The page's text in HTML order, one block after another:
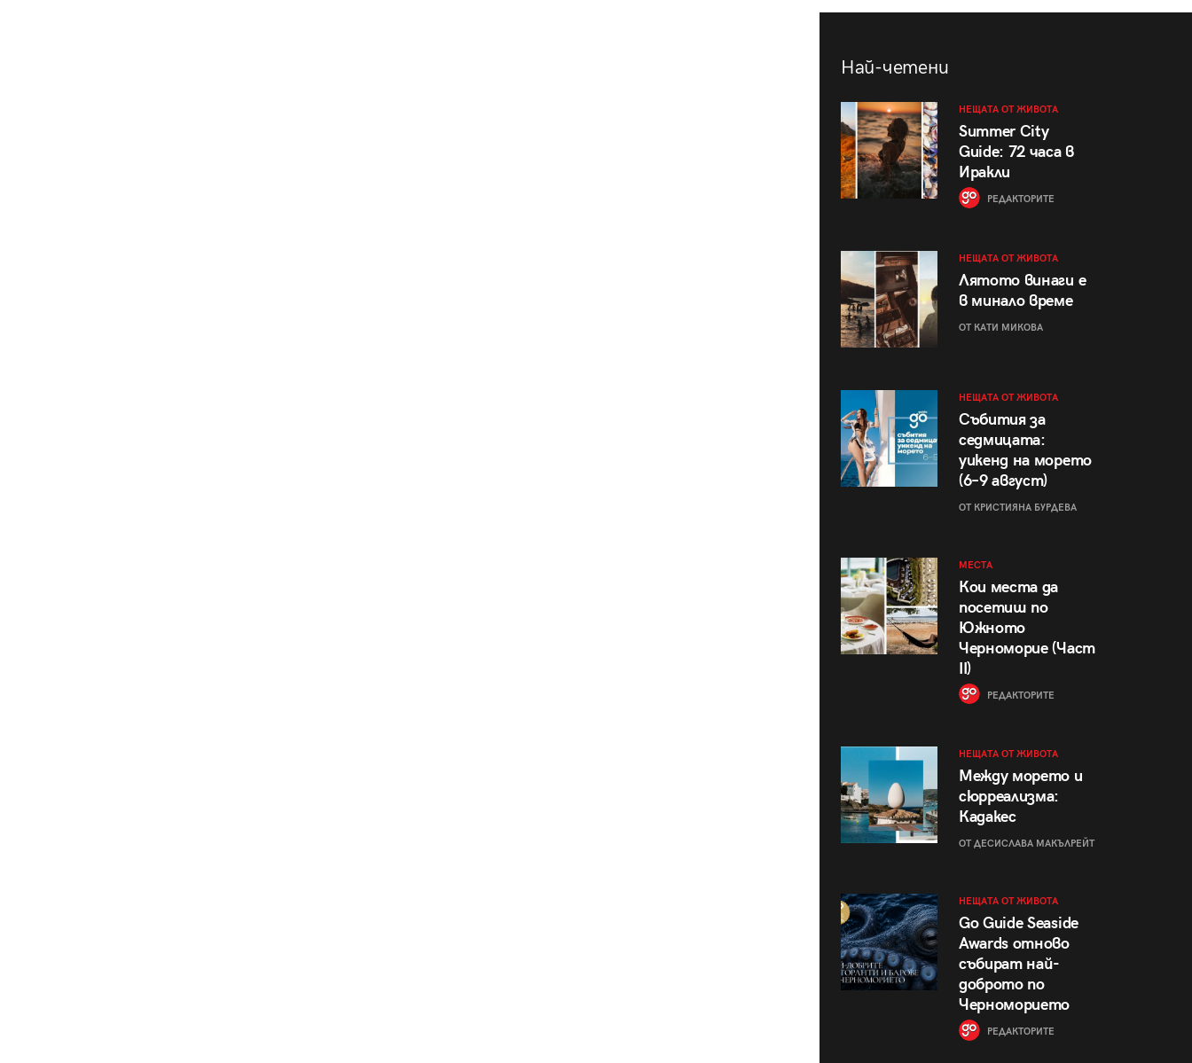
Най-четени
НЕЩАТА ОТ ЖИВОТА
Summer City
Guide: 72 часа в
Иракли
РЕДАКТОРИТЕ
НЕЩАТА ОТ ЖИВОТА
Лятото винаги е
в минало време
ОТ КАТИ МИКОВА
НЕЩАТА ОТ ЖИВОТА
Събития за
седмицата:
уикенд на морето
(6–9 август)
ОТ КРИСТИЯНА БУРДЕВА
МЕСТА
Кои места да
посетиш по
Южното
Черноморие (Част
II)
РЕДАКТОРИТЕ
НЕЩАТА ОТ ЖИВОТА
Между морето и
сюрреализма:
Кадакес
ОТ ДЕСИСЛАВА МАКЪЛРЕЙТ
НЕЩАТА ОТ ЖИВОТА
Go Guide Seaside
Awards отново
събират най-
доброто по
Черноморието
РЕДАКТОРИТЕ